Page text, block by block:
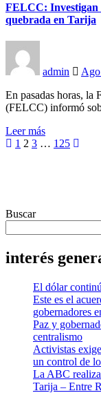
FELCC: Investigan
quebrada en Tarija
admin
En pasadas horas, la
(FELCC) informó
Leer más
Paginación
1 2 3 … 125
Buscar
interés
El dólar
Este es el
gobernadores
Paz y
centralismo
Activistas
un control de
La ABC realiza
Tarija – Entre